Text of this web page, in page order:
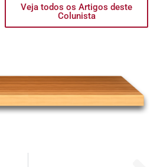
Veja todos os Artigos deste
Colunista